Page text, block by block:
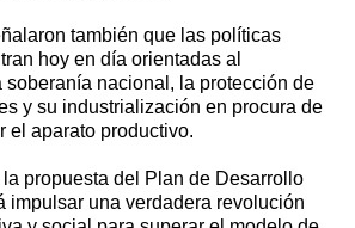
también que las políticas
hoy en día orientadas al
soberanía nacional, la protección de
y su industrialización en procura de
el aparato productivo.
propuesta del Plan de Desarrollo
impulsar una verdadera revolución